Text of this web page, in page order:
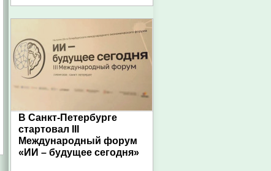
В Санкт-Петербурге
стартовал III
Международный форум
«ИИ – будущее сегодня»